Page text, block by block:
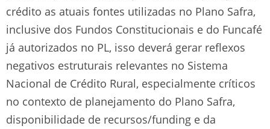
crédito as atuais fontes utilizadas no Plano Safra,
inclusive dos Fundos Constitucionais e do Funcafé
já autorizados no PL, isso deverá gerar reflexos
negativos estruturais relevantes no Sistema
Nacional de Crédito Rural, especialmente críticos
no contexto de planejamento do Plano Safra,
disponibilidade de recursos/funding e da